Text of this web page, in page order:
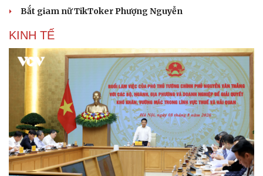
Bắt giam nữ TikToker Phượng Nguyễn
KINH TẾ